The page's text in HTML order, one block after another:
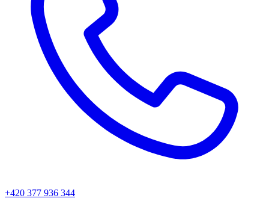
+420 377 936 344